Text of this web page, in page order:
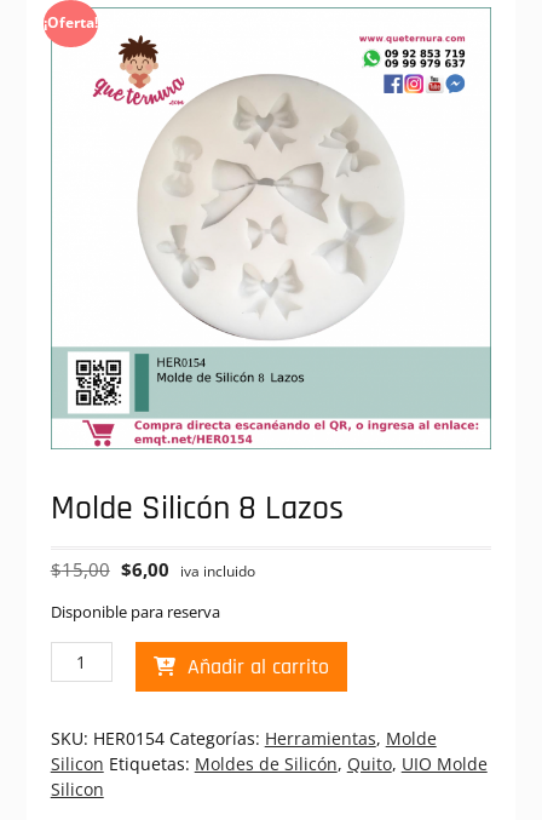
¡Oferta!
Molde Silicón 8 Lazos
$15,00 El
original
era:
$15,00.
$6,00 El
actual
es:
$6,00.
iva incluido
Disponible para reserva
Molde
Silicón
Lazos
cantidad
Añadir al carrito
SKU: HER0154 Categorías: Herramientas, Molde
Silicon Etiquetas: Moldes de Silicón, Quito, UIO Molde
Silicon